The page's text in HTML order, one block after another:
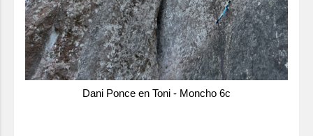
Dani Ponce en Toni - Moncho 6c